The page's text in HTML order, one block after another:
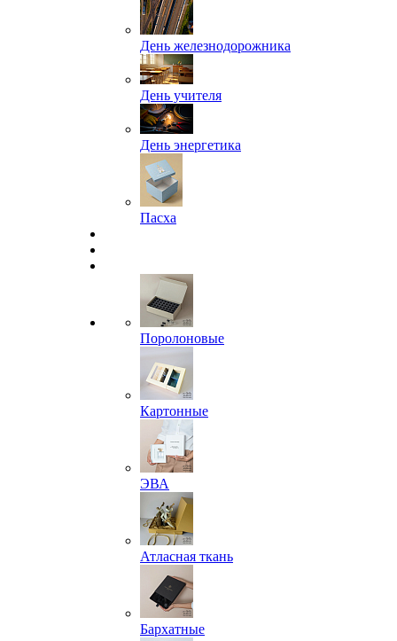
День железнодорожника
День учителя
День энергетика
Пасха
Поролоновые
Картонные
ЭВА
Атласная ткань
Бархатные